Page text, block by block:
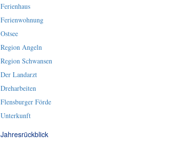
Ferienhaus
Ferienwohnung
Ostsee
Region Angeln
Region Schwansen
Der Landarzt
Dreharbeiten
Flensburger Förde
Unterkunft
Jahresrückblick